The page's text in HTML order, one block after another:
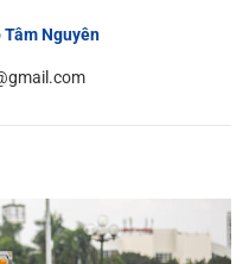
Nguyên